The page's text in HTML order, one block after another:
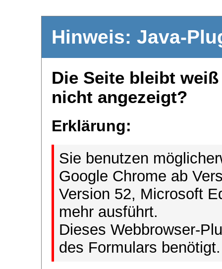
Hinweis: Java-
Die Seite bleibt
nicht angezeigt?
Erklärung:
Sie benutzen
Google Chrome ab
Version 52, Microsoft
mehr ausführt.
Dieses Webbrowser-
des Formulars benötigt.